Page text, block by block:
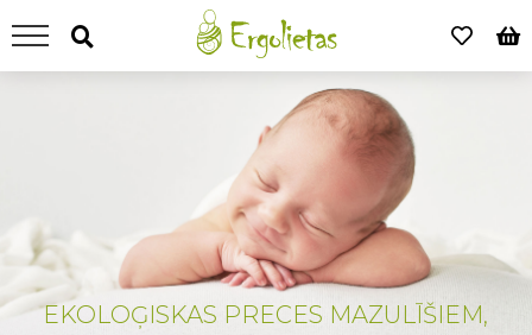
EKOLOĢISKAS PRECES MAZULĪŠIEM,